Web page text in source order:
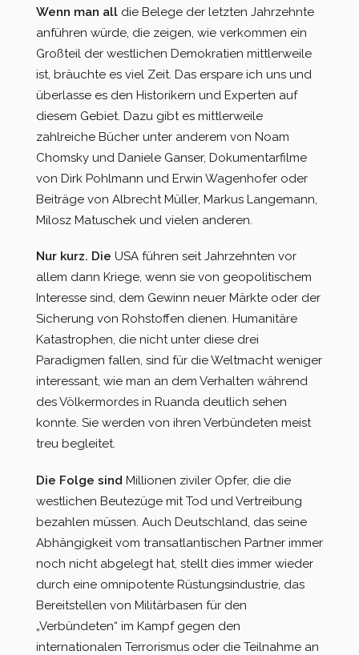
Wenn man all die Belege der letzten Jahrzehnte
anführen würde, die zeigen, wie verkommen ein
Großteil der westlichen Demokratien mittlerweile
ist, bräuchte es viel Zeit. Das erspare ich uns und
überlasse es den Historikern und Experten auf
diesem Gebiet. Dazu gibt es mittlerweile
zahlreiche Bücher unter anderem von Noam
Chomsky und Daniele Ganser, Dokumentarfilme
von Dirk Pohlmann und Erwin Wagenhofer oder
Beiträge von Albrecht Müller, Markus Langemann,
Milosz Matuschek und vielen anderen.
Nur kurz. Die USA führen seit Jahrzehnten vor
allem dann Kriege, wenn sie von geopolitischem
Interesse sind, dem Gewinn neuer Märkte oder der
Sicherung von Rohstoffen dienen. Humanitäre
Katastrophen, die nicht unter diese drei
Paradigmen fallen, sind für die Weltmacht weniger
interessant, wie man an dem Verhalten während
des Völkermordes in Ruanda deutlich sehen
konnte. Sie werden von ihren Verbündeten meist
treu begleitet.
Die Folge sind Millionen ziviler Opfer, die die
westlichen Beutezüge mit Tod und Vertreibung
bezahlen müssen. Auch Deutschland, das seine
Abhängigkeit vom transatlantischen Partner immer
noch nicht abgelegt hat, stellt dies immer wieder
durch eine omnipotente Rüstungsindustrie, das
Bereitstellen von Militärbasen für den
„Verbündeten“ im Kampf gegen den
internationalen Terrorismus oder die Teilnahme an